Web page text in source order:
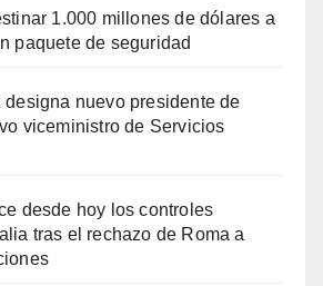
1.000 millones de dólares a
paquete de seguridad
designa nuevo presidente de
viceministro de Servicios
desde hoy los controles
tras el rechazo de Roma a